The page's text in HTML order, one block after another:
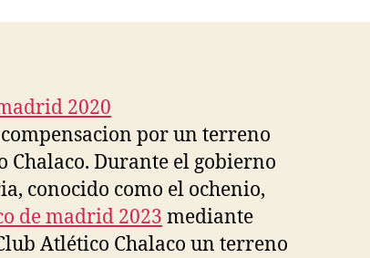
por un terreno
Durante el gobierno
conocido como el ochenio,
de madrid 2023 mediante
Atlético Chalaco un terreno